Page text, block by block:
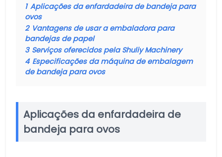
1 Aplicações da enfardadeira de bandeja para
ovos
2 Vantagens de usar a embaladora para
bandejas de papel
3 Serviços oferecidos pela Shuliy Machinery
4 Especificações da máquina de embalagem
de bandeja para ovos
Aplicações da enfardadeira de
bandeja para ovos